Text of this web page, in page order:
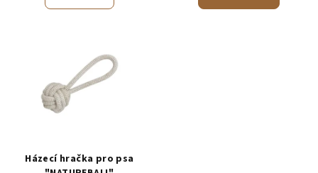
hvězdiček.
Házecí hračka pro psa